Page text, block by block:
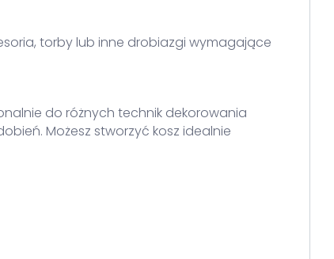
torby lub inne drobiazgi wymagające
do różnych technik dekorowania
Możesz stworzyć kosz idealnie